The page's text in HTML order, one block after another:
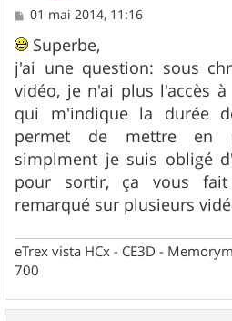
M
s
a
g
e
01 mai 2014, 11:16
Superbe,
j'ai une question: sous
vidéo, je n'ai plus l'accès
qui m'indique la durée
permet de mettre en
simplment je suis obligé
pour sortir, ça vous
remarqué sur plusieurs
eTrex vista HCx - CE3D -
700